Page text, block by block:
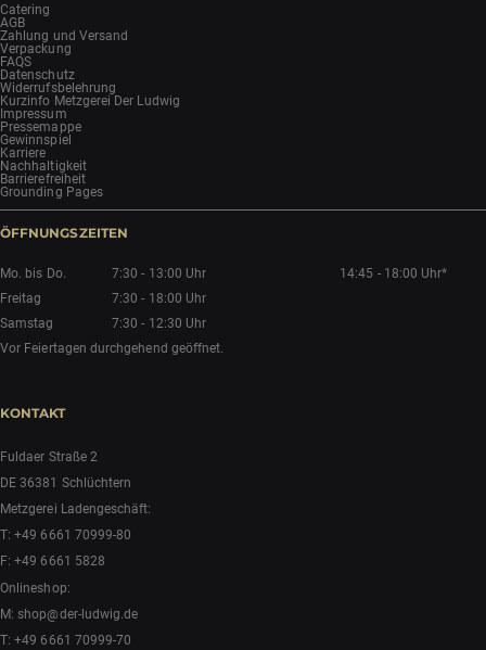
Catering
AGB
Zahlung und Versand
Verpackung
FAQS
Datenschutz
Widerrufsbelehrung
Kurzinfo Metzgerei Der Ludwig
Impressum
Pressemappe
Gewinnspiel
Karriere
Nachhaltigkeit
Barrierefreiheit
Grounding Pages
ÖFFNUNGSZEITEN
Mo. bis Do. 7:30 - 13:00 Uhr
14:45 - 18:00 Uhr*
Freitag
7:30 - 18:00 Uhr
Samstag
7:30 - 12:30 Uhr
Vor Feiertagen durchgehend geöffnet.
KONTAKT
Fuldaer Straße 2
DE 36381 Schlüchtern
Metzgerei Ladengeschäft:
T:+49 6661 70999-80
F: +49 6661 5828
Onlineshop:
M:shop@der-ludwig.de
T:+49 6661 70999-70